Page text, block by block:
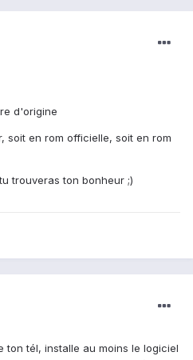
d'origine
soit en rom officielle, soit en rom
trouveras ton bonheur ;)
ton tél, installe au moins le logiciel